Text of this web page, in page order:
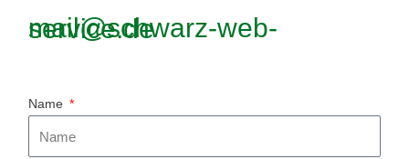
mail@schwarz-web-service.de
Name